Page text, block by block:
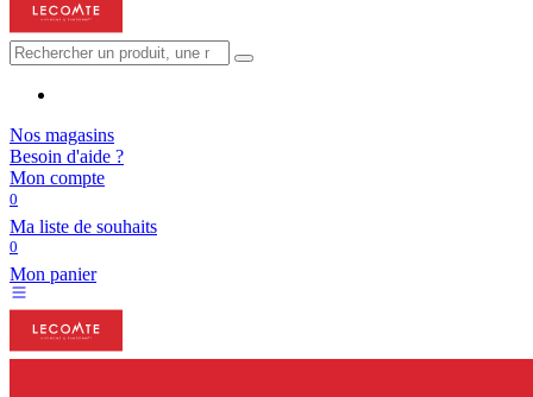
Nos magasins
Besoin d'aide ?
Mon compte
0
Ma liste de souhaits
0
Mon panier